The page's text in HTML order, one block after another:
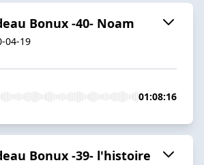
Bonux -40- Noam
04-19
01:08:16
Bonux -39- l'histoire